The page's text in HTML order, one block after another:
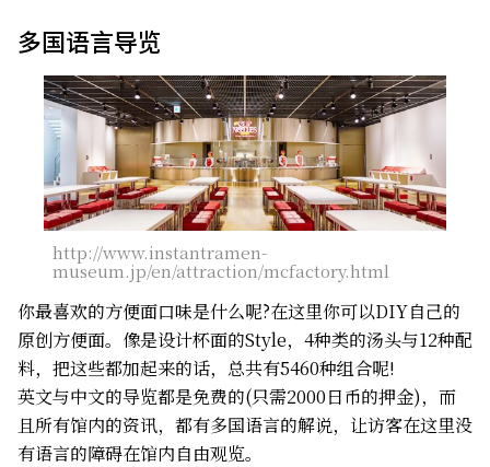
多国语言导览
http://www.instantramen-
museum.jp/en/attraction/mcfactory.html
你最喜欢的方便面口味是什么呢?在这里你可以DIY自己的
原创方便面。像是设计杯面的Style，4种类的汤头与12种配
料，把这些都加起来的话，总共有5460种组合呢!
英文与中文的导览都是免费的(只需2000日币的押金)，而
且所有馆内的资讯，都有多国语言的解说，让访客在这里没
有语言的障碍在馆内自由观览。